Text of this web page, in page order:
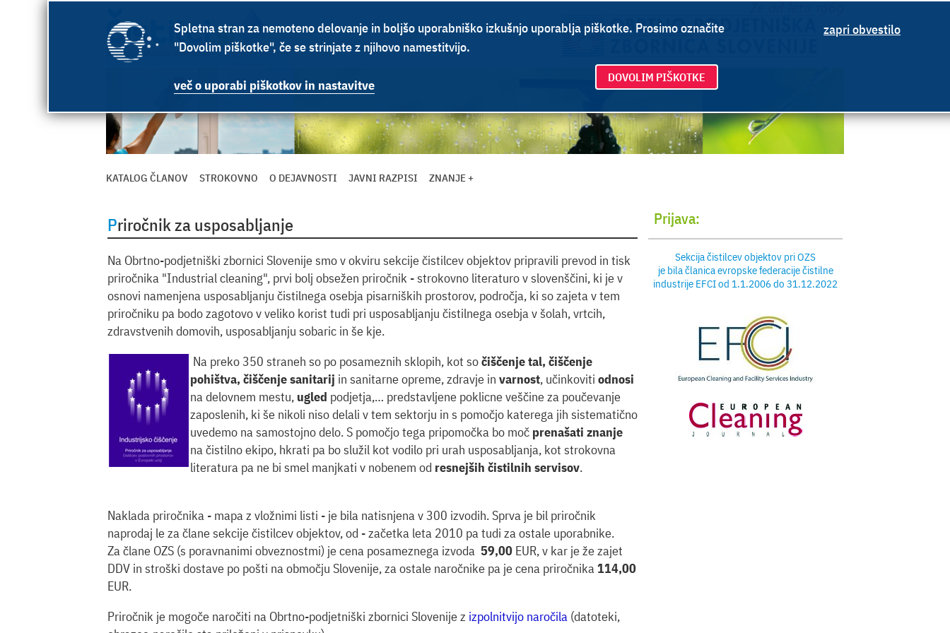
KATALOG ČLANOV STROKOVNO O DEJAVNOSTI JAVNI RAZPISI ZNANJE +
Priročnik za usposabljanje
Na Obrtno-podjetniški zbornici Slovenije smo v okviru sekcije čistilcev objektov pripravili prevod in tisk
priročnika "Industrial cleaning", prvi bolj obsežen priročnik - strokovno literaturo v slovenščini, ki je v
osnovi namenjena usposabljanju čistilnega osebja pisarniških prostorov, področja, ki so zajeta v tem
priročniku pa bodo zagotovo v veliko korist tudi pri usposabljanju čistilnega osebja v šolah, vrtcih,
zdravstvenih domovih, usposabljanju sobaric in še kje.
Na preko 350 straneh so po posameznih sklopih, kot sočiščenje tal, čiščenje
pohištva, čiščenje sanitarij in sanitarne opreme,zdravje in varnost, učinkoviti odnosi
na delovnem mestu, ugled podjetja,… predstavljene poklicne veščine za poučevanje
zaposlenih, ki še nikoli niso delali v tem sektorju in s pomočjo katerega jih sistematično
uvedemo na samostojno delo. S pomočjo tega pripomočka bo moč prenašati znanje
na čistilno ekipo, hkrati pa bo služil kot vodilo pri urah usposabljanja, kot strokovna
literatura pa ne bi smel manjkati v nobenem od resnejših čistilnih servisov.
Naklada priročnika - mapa z vložnimi listi - je bila natisnjena v 300 izvodih. Sprva je bil priročnik
naprodaj le za člane sekcije čistilcev objektov, od - začetka leta 2010 pa tudi za ostale uporabnike.
Za člane OZS (s poravnanimi obveznostmi) je cena posameznega izvoda 59,00 EUR, v kar je že zajet
DDV in stroški dostave po pošti na območju Slovenije, za ostale naročnike pa je cena priročnika114,00
EUR.
Priročnik je mogoče naročiti na Obrtno-podjetniški zbornici Slovenije z izpolnitvijo naročila (datoteki,
Prijava:
Sekcija čistilcev objektov pri OZS
je bila članica evropske federacije čistilne
industrije EFCI od 1.1.2006 do 31.12.2022
Spletna stran za nemoteno delovanje in boljšo uporabniško izkušnjo uporablja piškotke. Prosimo označite
"Dovolim piškotke", če se strinjate z njihovo namestitvijo.
več o uporabi piškotkov in nastavitve DOVOLIM PIŠKOTKE
zapri obvestilo